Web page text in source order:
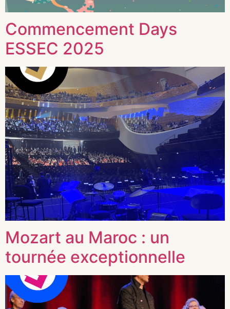
Commencement Days
ESSEC 2025
Mozart au Maroc : un
tournée exceptionnelle